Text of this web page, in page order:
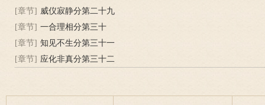
[章节] 威仪寂静分第二十九
[章节] 一合理相分第三十
[章节] 知见不生分第三十一
[章节] 应化非真分第三十二